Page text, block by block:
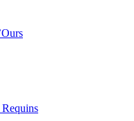
Requins